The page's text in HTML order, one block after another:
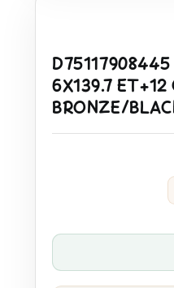
6X139.7
BRONZE/